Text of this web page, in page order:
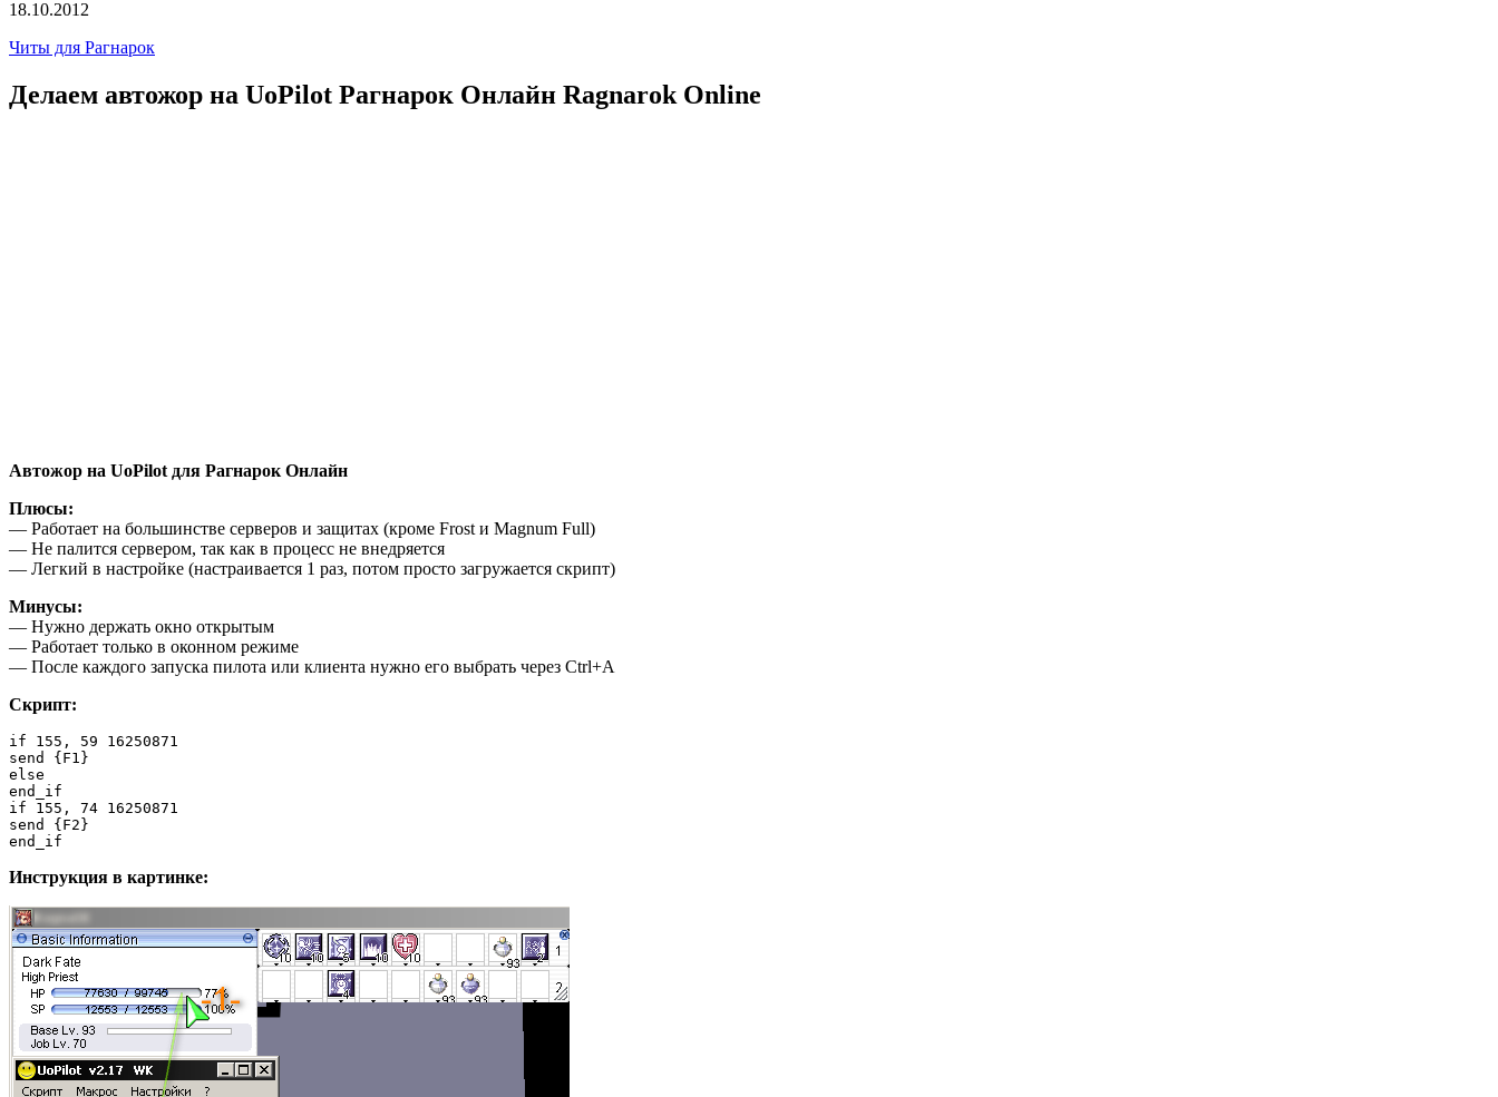
18.10.2012
Читы для Рагнарок
Делаем автожор на UoPilot Рагнарок Онлайн Ragnarok Online
Автожор на UoPilot для Рагнарок Онлайн
Плюсы:
— Работает на большинстве серверов и защитах (кроме Frost и Magnum Full)
— Не палится сервером, так как в процесс не внедряется
— Легкий в настройке (настраивается 1 раз, потом просто загружается скрипт)
Минусы:
— Нужно держать окно открытым
— Работает только в оконном режиме
— После каждого запуска пилота или клиента нужно его выбрать через Ctrl+A
Скрипт:
if 155, 59 16250871
send {F1}
else
end_if
if 155, 74 16250871
send {F2}
end_if
Инструкция в картинке: